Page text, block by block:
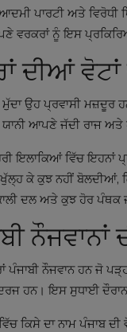
ਪਾਰਟੀ ਅਤੇ ਵਿਰੋਧੀ
ਵਰਕਰਾਂ ਨੂੰ ਇਸ
ਦੀਆਂ ਵੋਟਾਂ
ਉਹ ਪ੍ਰਵਾਸੀ ਮਜ਼ਦੂਰ
ਯਾਨੀ ਆਪਣੇ ਜੱਦੀ ਰਾਜ
ਇਲਾਕਿਆਂ ਵਿੱਚ
ਕੇ ਕੁਝ ਨਹੀਂ ਬੋਲਦੀਆਂ,
ਦਲ ਅਤੇ ਕੁਝ ਹੋਰ
ਨੌਜਵਾਨਾਂ
ਪੰਜਾਬੀ ਨੌਜਵਾਨ ਹਨ ਜੋ
ਹਨ। ਇਸ ਸੁਧਾਈ
ਵਿੱਚ ਕਿਸੇ ਦਾ ਨਾਮ